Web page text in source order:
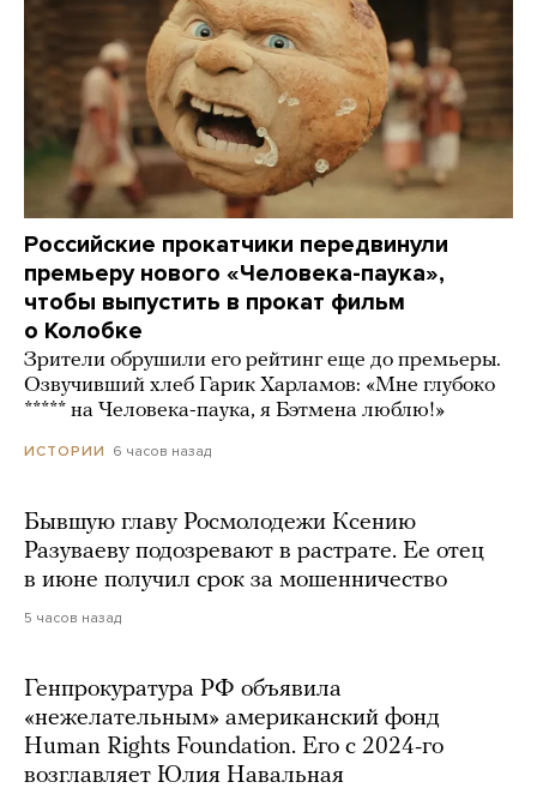
Российские прокатчики передвинули
премьеру нового «Человека-паука»,
чтобы выпустить в прокат фильм
о Колобке
Зрители обрушили его рейтинг еще до премьеры.
Озвучивший хлеб Гарик Харламов: «Мне глубоко
***** на Человека-паука, я Бэтмена люблю!»
ИСТОРИИ 6 часов назад
Бывшую главу Росмолодежи Ксению
Разуваеву подозревают в растрате. Ее отец
в июне получил срок за мошенничество
5 часов назад
Генпрокуратура РФ объявила
«нежелательным» американский фонд
Human Rights Foundation. Его с 2024-го
возглавляет Юлия Навальная